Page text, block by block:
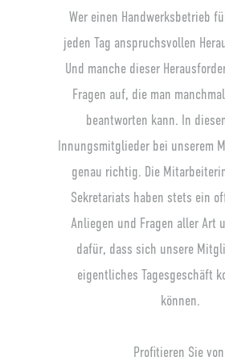
Wer einen Handwerksbetrieb
jeden Tag anspruchsvollen
Und manche dieser
Fragen auf, die man
beantworten kann. In
Innungsmitglieder bei unserem
genau richtig. Die
Sekretariats haben stets ein
Anliegen und Fragen aller Art
dafür, dass sich unsere
eigentliches Tagesgeschäft
können.
Profitieren Sie